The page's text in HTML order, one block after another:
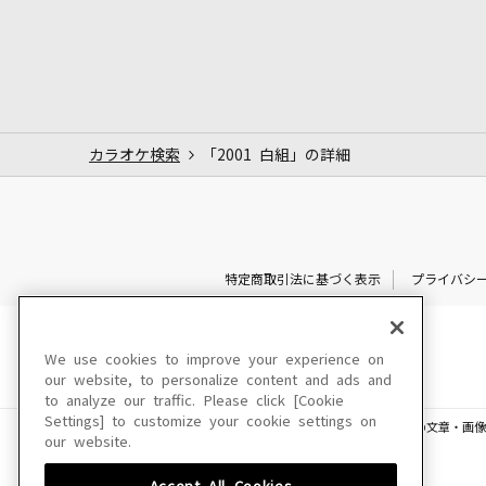
カラオケ検索 「2001 白組」の詳細
特定商取引法に基づく表示 プライバシ
このサイトに掲載されている一切の文章・画
We use cookies to improve your experience on
our website, to personalize content and ads and
to analyze our traffic. Please click [Cookie
Settings] to customize your cookie settings on
our website.